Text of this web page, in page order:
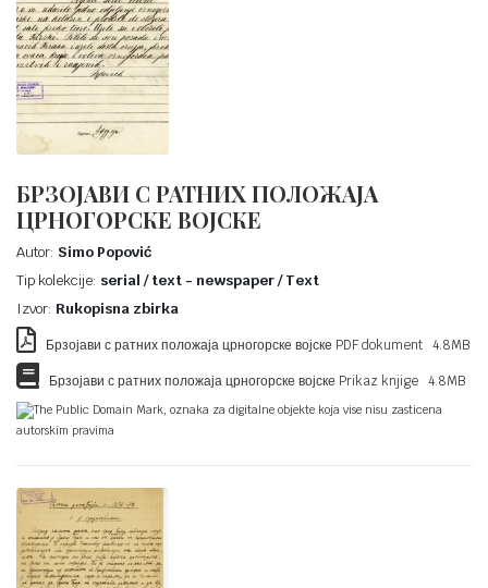
БРЗОЈАВИ С РАТНИХ ПОЛОЖАЈА
ЦРНОГОРСКЕ ВОЈСКЕ
Autor: Simo Popović
Tip kolekcije: serial / text - newspaper / Text
Izvor: Rukopisna zbirka
Брзојави с ратних положаја црногорске војске PDF dokument 4.8MB
Брзојави с ратних положаја црногорске војске Prikaz knjige 4.8MB
The Public Domain Mark, oznaka za digitalne objekte koja vise nisu zasticena
autorskim pravima